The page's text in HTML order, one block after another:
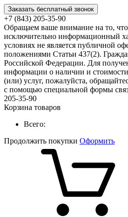
Заказать бесплатный звонок
+7 (843) 205-35-90
Обращаем ваше внимание на то,
исключительно информационный
условиях не является публичной
положениями Статьи 437(2).
Российской Федерации. Для
информации о наличии и
(или) услуг, пожалуйста,
с помощью специальной формы
205-35-90
Корзина товаров
Всего:
Продолжить покупки Оформить